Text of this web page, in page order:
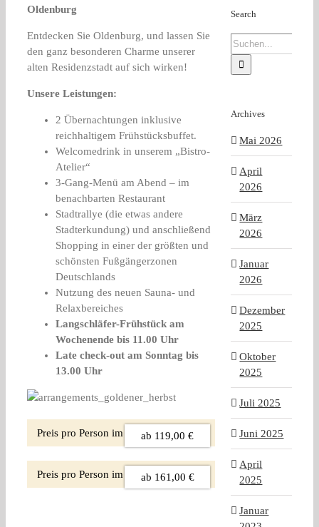
Oldenburg
Entdecken Sie Oldenburg, und lassen Sie
den ganz besonderen Charme unserer
alten Residenzstadt auf sich wirken!
Unsere Leistungen:
2 Übernachtungen inklusive
reichhaltigem Frühstücksbuffet.
Welcomedrink in unserem „Bistro-
Atelier“
3-Gang-Menü am Abend – im
benachbarten Restaurant
Stadtrallye (die etwas andere
Stadterkundung) und anschließend
Shopping in einer der größten und
schönsten Fußgängerzonen
Deutschlands
Nutzung des neuen Sauna- und
Relaxbereiches
Langschläfer-Frühstück am
Wochenende bis 11.00 Uhr
Late check-out am Sonntag bis
13.00 Uhr
Preis pro Person im Doppelzimmer:
ab 119,00 €
Preis pro Person im Einzelzimmer:
ab 161,00 €
Search
Suche
nach:
Archives
Mai 2026
April
2026
März
2026
Januar
2026
Dezember
2025
Oktober
2025
Juli 2025
Juni 2025
April
2025
Januar